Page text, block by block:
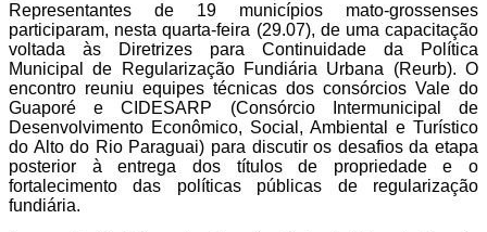
Representantes de 19 municípios mato-grossenses
participaram, nesta quarta-feira (29.07), de uma capacitação
voltada às Diretrizes para Continuidade da Política
Municipal de Regularização Fundiária Urbana (Reurb). O
encontro reuniu equipes técnicas dos consórcios Vale do
Guaporé e CIDESARP (Consórcio Intermunicipal de
Desenvolvimento Econômico, Social, Ambiental e Turístico
do Alto do Rio Paraguai) para discutir os desafios da etapa
posterior à entrega dos títulos de propriedade e o
fortalecimento das políticas públicas de regularização
fundiária.